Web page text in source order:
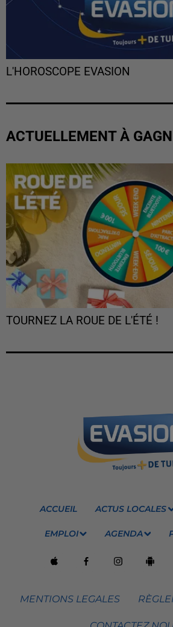
L'HOROSCOPE EVASION
ACTUELLEMENT À
TOURNEZ LA ROUE DE L'ÉTÉ !
ACCUEIL ACTUS LOCALES
EMPLOI AGENDA
MENTIONS LEGALES